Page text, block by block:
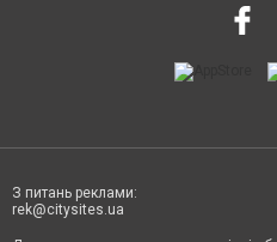
З питань реклами:
rek@citysites.ua